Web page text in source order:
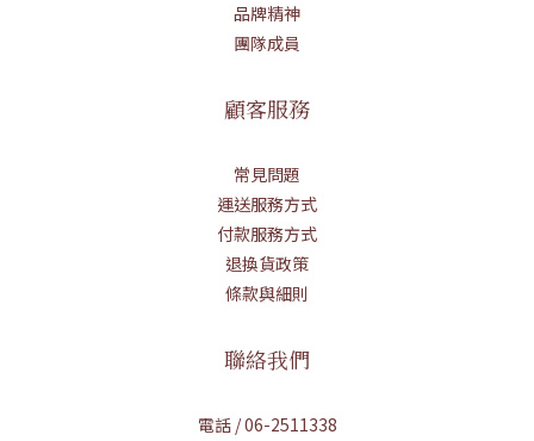
品牌精神
團隊成員
顧客服務
常見問題
運送服務方式
付款服務方式
退換貨政策
條款與細則
聯絡我們
電話 / 06-2511338